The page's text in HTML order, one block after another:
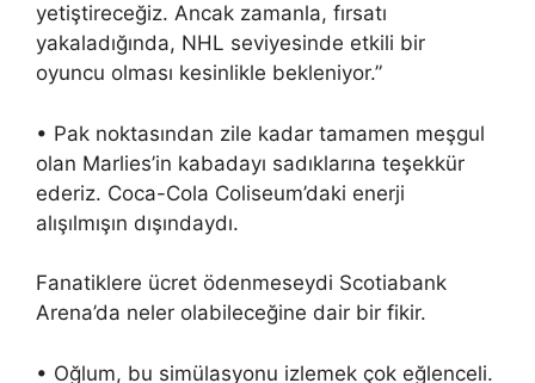
yetiştireceğiz. Ancak zamanla, fırsatı
yakaladığında, NHL seviyesinde etkili bir
oyuncu olması kesinlikle bekleniyor.”
• Pak noktasından zile kadar tamamen meşgul
olan Marlies’in kabadayı sadıklarına teşekkür
ederiz. Coca-Cola Coliseum’daki enerji
alışılmışın dışındaydı.
Fanatiklere ücret ödenmeseydi Scotiabank
Arena’da neler olabileceğine dair bir fikir.
• Oğlum, bu simülasyonu izlemek çok eğlenceli.